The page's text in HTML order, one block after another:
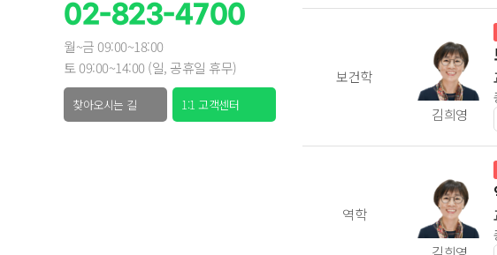
02-823-4700
월~금 09:00~18:00
토 09:00~14:00 (일, 공휴일 휴무)
찾아오시는 길 1:1 고객센터
보건학
김희영
역학